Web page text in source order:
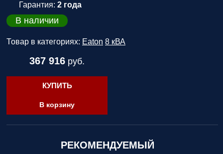
Гарантия: 2 года
В наличии
Товар в категориях: Eaton 8 кВА
367 916 руб.
КУПИТЬ
В корзину
РЕКОМЕНДУЕМЫЙ